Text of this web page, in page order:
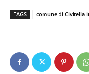
TAGS comune di Civitella